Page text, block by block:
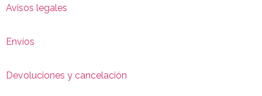
Avisos legales
Envíos
Devoluciones y cancelación